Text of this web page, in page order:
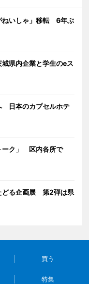
ねいしゃ」移転 6年ぶ
県内企業と学生のeス
日本のカプセルホテ
ーク」 区内各所で
どる企画展 第2弾は県
買う
特集